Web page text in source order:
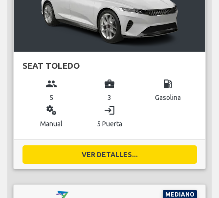
SEAT TOLEDO
group
5
business_center
3
local_gas_station
Gasolina
miscellaneous_services
Manual
login
5 Puerta
VER DETALLES...
MEDIANO